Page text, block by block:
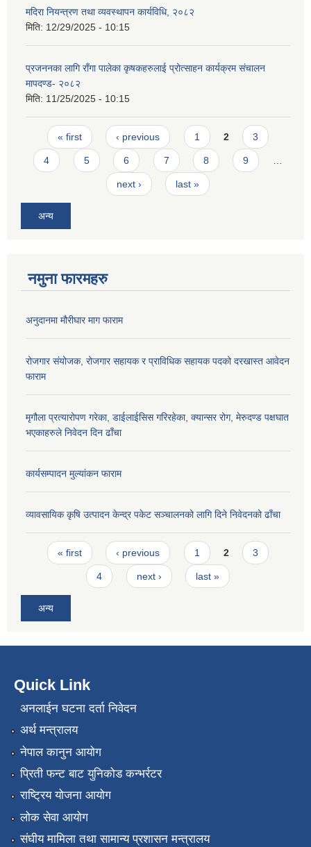
मदिरा नियन्त्रण तथा व्यवस्थापन कार्यविधि, २०८२
मिति: 12/29/2025 - 10:15
प्रजननका लागि राँगा पालेका कृषकहरुलाई प्रोत्साहन कार्यक्रम संचालन
मापदण्ड- २०८२
मिति: 11/25/2025 - 10:15
Pages
« first ‹ previous 1 2 3
4 5 6 7 8 9
next › last »
अन्य
नमुना फारमहरु
अनुदानमा मौरीघार माग फाराम
रोजगार संयोजक, रोजगार सहायक र प्राविधिक सहायक पदको दरखास्त आवेदन
फाराम
मृगौला प्रत्यारोपण गरेका, डाईलाईसिस गरिरहेका, क्यान्सर रोग, मेरुदण्ड पक्षघात
भएकाहरुले निवेदन दिन ढाँचा
कार्यसम्पादन मुल्यांकन फाराम
व्यावसायिक कृषि उत्पादन केन्द्र पकेट सञ्चालनको लागि दिने निवेदनको ढाँचा
Pages
« first ‹ previous 1 2 3
4 next › last »
अन्य
Quick Link
अनलाईन घटना दर्ता निवेदन
अर्थ मन्त्रालय
नेपाल कानुन आयोग
प्रिती फन्ट बाट युनिकोड कन्भर्रटर
राष्ट्रिय योजना आयोग
लोक सेवा आयोग
संघीय मामिला तथा सामान्य प्रशासन मन्त्रालय